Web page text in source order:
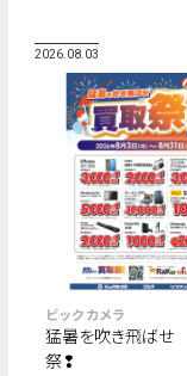
2026.08.03
ビックカメラ
猛暑を吹き飛ば
祭❢